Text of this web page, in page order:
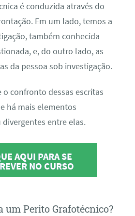
é conduzida através do
Em um lado, temos a
também conhecida
e, do outro lado, as
da pessoa sob investigação.
o confronto dessas escritas
há mais elementos
entre elas.
AQUI PARA SE
NO CURSO
um Perito Grafotécnico?